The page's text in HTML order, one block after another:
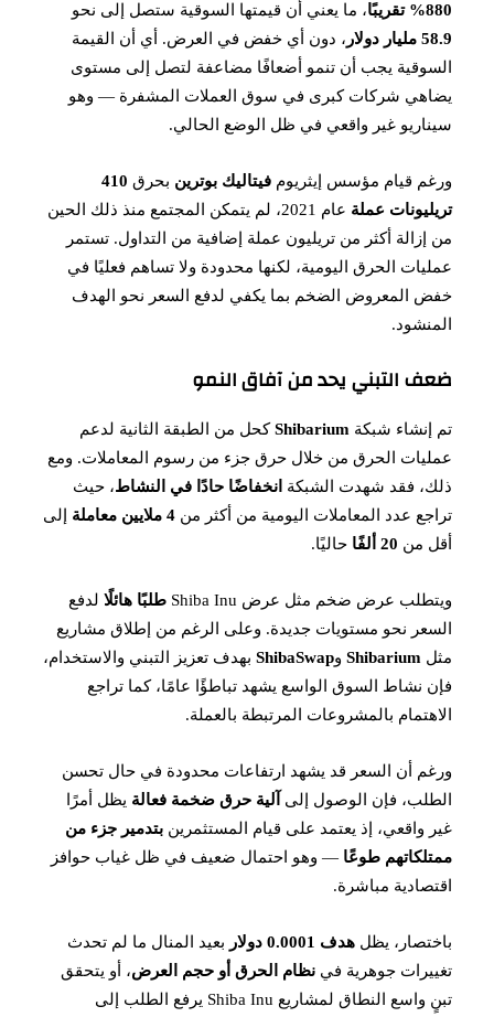
880% تقريبًا
، ما يعني أن قيمتها السوقية ستصل إلى نحو
58.9 مليار دولار
، دون أي خفض في العرض. أي أن القيمة
السوقية يجب أن تنمو أضعافًا مضاعفة لتصل إلى مستوى
يضاهي شركات كبرى في سوق العملات المشفرة — وهو
سيناريو غير واقعي في ظل الوضع الحالي.
ورغم قيام مؤسس إيثريوم فيتاليك بوترين بحرق 410
تريليونات عملة
عام 2021، لم يتمكن المجتمع منذ ذلك الحين
من إزالة أكثر من تريليون عملة إضافية من التداول. تستمر
عمليات الحرق اليومية، لكنها محدودة ولا تساهم فعليًا في
خفض المعروض الضخم بما يكفي لدفع السعر نحو الهدف
المنشود.
ضعف التبني يحد من آفاق النمو
تم إنشاء شبكة Shibariumكحل من الطبقة الثانية لدعم
عمليات الحرق من خلال حرق جزء من رسوم المعاملات. ومع
ذلك، فقد شهدت الشبكة انخفاضًا حادًا في النشاط، حيث
تراجع عدد المعاملات اليومية من أكثر من 4 ملايين معاملة
إلى
أقل من 20 ألفًا حاليًا.
ويتطلب عرض ضخم مثل عرض Shiba Inu طلبًا هائلًا لدفع
السعر نحو مستويات جديدة. وعلى الرغم من إطلاق مشاريع
مثل Shibarium وShibaSwap بهدف تعزيز التبني والاستخدام،
فإن نشاط السوق الواسع يشهد تباطؤًا عامًا، كما تراجع
الاهتمام بالمشروعات المرتبطة بالعملة.
ورغم أن السعر قد يشهد ارتفاعات محدودة في حال تحسن
الطلب، فإن الوصول إلى
آلية حرق ضخمة فعالة يظل أمرًا
غير واقعي، إذ يعتمد على قيام المستثمرين بتدمير جزء من
ممتلكاتهم طوعًا — وهو احتمال ضعيف في ظل غياب حوافز
اقتصادية مباشرة.
باختصار، يظل هدف 0.0001 دولار
بعيد المنال ما لم تحدث
تغييرات جوهرية في نظام الحرق أو حجم العرض، أو يتحقق
تبنٍ واسع النطاق لمشاريع Shiba Inu يرفع الطلب إلى